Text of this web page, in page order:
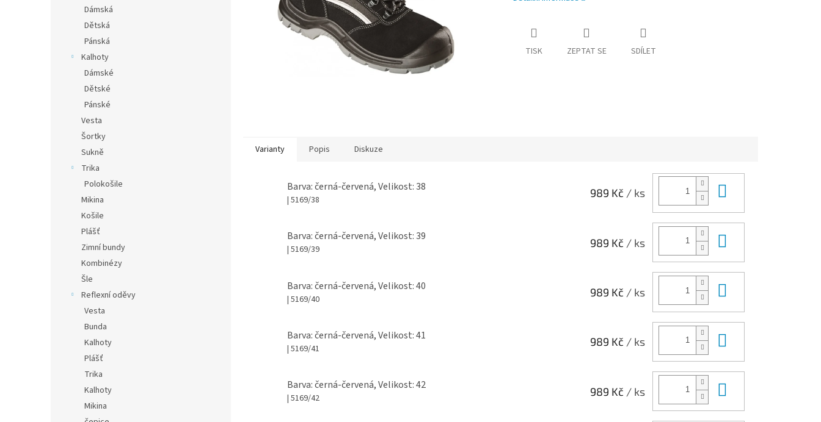
Dámská
Dětská
Pánská
Kalhoty
Dámské
Dětské
Pánské
Vesta
Šortky
Sukně
Trika
Polokošile
Mikina
Košile
Plášť
Zimní bundy
Kombinézy
Šle
Reflexní oděvy
Vesta
Bunda
Kalhoty
Plášť
Trika
Kalhoty
Mikina
TISK ZEPTAT SE SDÍLET
Varianty Popis Diskuze
Barva: černá-červená, Velikost: 38
| 5169/38
989 Kč / ks
Barva: černá-červená, Velikost: 39
| 5169/39
989 Kč / ks
Barva: černá-červená, Velikost: 40
| 5169/40
989 Kč / ks
Barva: černá-červená, Velikost: 41
| 5169/41
989 Kč / ks
Barva: černá-červená, Velikost: 42
| 5169/42
989 Kč / ks